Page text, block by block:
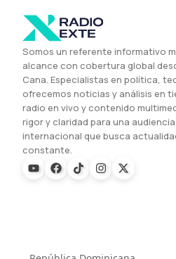
Somos un referente informativo
alcance con cobertura global
Cana. Especialistas en política,
ofrecemos noticias y análisis en
radio en vivo y contenido
rigor y claridad para una
internacional que busca
constante.